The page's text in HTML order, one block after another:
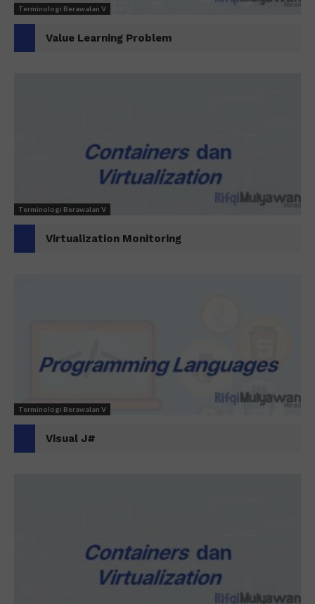
Terminologi Berawalan V
Value Learning Problem
Terminologi Berawalan V
Virtualization Monitoring
Terminologi Berawalan V
Visual J#